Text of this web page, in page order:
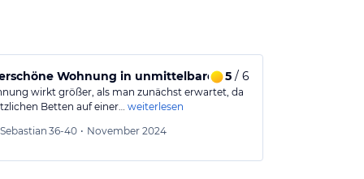
Wohnung in unmittelbarer Nähe der Seh
5/ 6
wirkt größer, als man zunächst erwartet, da
Betten auf einer… weiterlesen
Sebastian 36-40 • November 2024